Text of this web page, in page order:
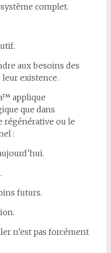
complet.
aux besoins des
existence.
applique
que dans
régénérative ou le
:
futurs.
n’est pas forcément